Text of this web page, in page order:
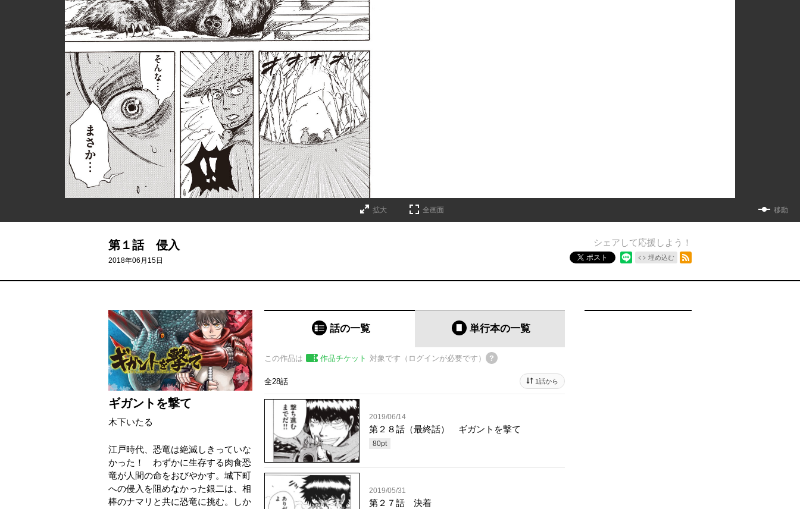
拡大 全画面 移動
第１話 侵入
2018年06月15日
シェアして応援しよう！
ポスト 埋め込む
ギガントを撃て
木下いたる
江戸時代、恐竜は絶滅しきっていな
かった！ わずかに生存する肉食恐
竜が人間の命をおびやかす。城下町
への侵入を阻めなかった銀二は、相
棒のナマリと共に恐竜に挑む。しか
話の一覧 単行本の一覧
この作品は 作品チケット 対象です（ログインが必要です）
全28話 1話から
2019/06/14
第２８話（最終話） ギガントを撃て
80pt
2019/05/31
第２７話 決着